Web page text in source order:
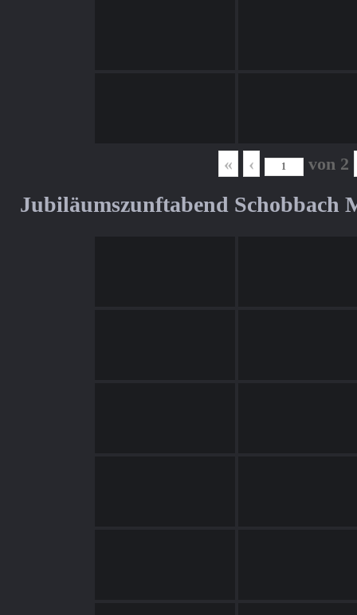
« ‹ von 2
Jubiläumszunftabend Schobbach